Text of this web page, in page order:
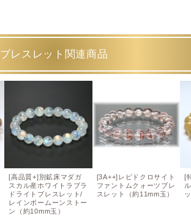
ブレスレット関連商品
[高品質+]別鉱床マダガ
スカル産ホワイトラブラ
ドライトブレスレット/
レインボームーンストー
ン（約10mm玉）
[3A++]レピドクロサイト
ファントムクォーツブレ
スレット（約11mm玉）
[